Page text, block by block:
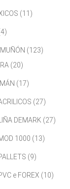
(11)
(123)
(20)
(17)
(27)
DEMARK (27)
1000 (13)
(9)
e FOREX (10)